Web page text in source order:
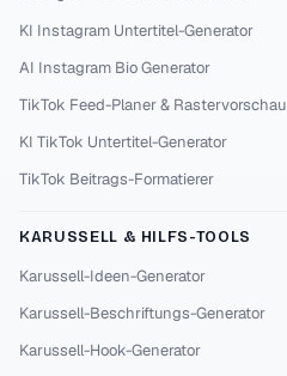
KI Instagram Untertitel-Generator
AI Instagram Bio Generator
TikTok Feed-Planer & Rastervorschau
KI TikTok Untertitel-Generator
TikTok Beitrags-Formatierer
KARUSSELL & HILFS-TOOLS
Karussell-Ideen-Generator
Karussell-Beschriftungs-Generator
Karussell-Hook-Generator